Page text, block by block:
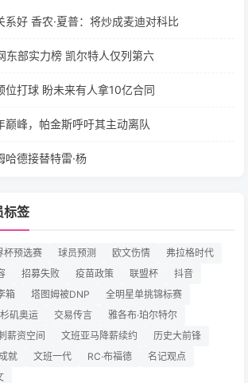
好 香农·夏普：将炒成麦迪对科比
东部实力榜 凯尔特人仅列第六
位打球 盼未来有人拿10亿合同
巅峰，帕金斯呼吁其主动离队
哈德接替特雷·杨
签
杯预选赛 球员预测 欧文伤情
弗拉格时代
招募失败 疫苗政策 联盟杯
抖音
箱 塔图姆被DNP
全明星单挑锦标赛
矶奥运 交易传言
雅各布·珀尔特尔
薪资空间 文班亚马降薪续约
历史大前锋
就 文班一代 RC·布福德
名记观点